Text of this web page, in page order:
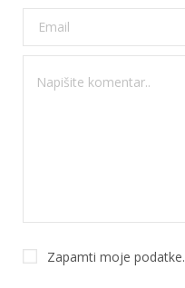
Zapamti moje podatke.